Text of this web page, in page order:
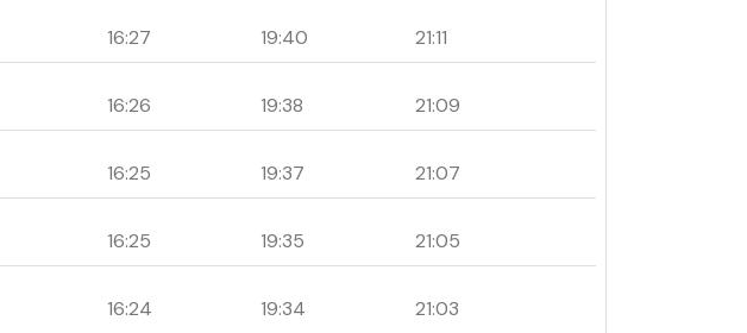
16:27 19:40 21:11
16:26 19:38 21:09
16:25 19:37 21:07
16:25 19:35 21:05
16:24 19:34 21:03